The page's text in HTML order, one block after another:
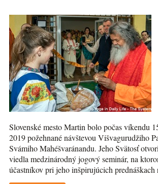
Slovenské mesto Martin bolo počas víkendu
2019 požehnané návštevou Višvagurudžiho
Svámiho Mahéšvaránandu. Jeho Svätosť
viedla medzinárodný jogový seminár, na
účastníkov pri jeho inšpirujúcich prednáškach